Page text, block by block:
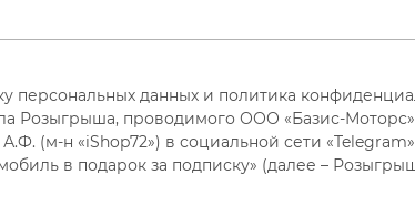
персональных данных и политика
Розыгрыша, проводимого ООО «Базис-Моторс»
(м-н «iShop72») в социальной сети «Telegram»
в подарок за подписку» (далее –